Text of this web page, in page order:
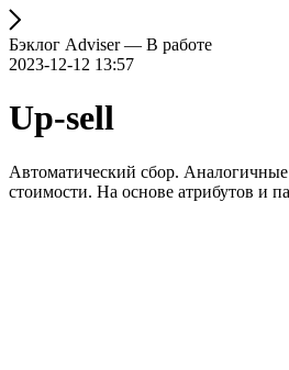
Бэклог Adviser — В работе
2023-12-12 13:57
Up-sell
Автоматический сбор.
стоимости. На основе атрибутов и